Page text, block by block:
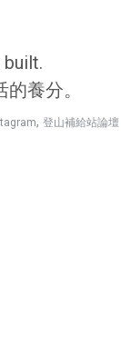
養分。
, 登山補給站論壇